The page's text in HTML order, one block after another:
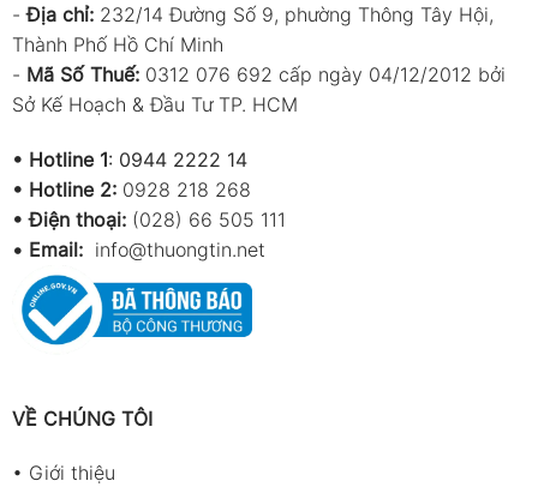
-Địa chỉ: 232/14 Đường Số 9, phường Thông Tây Hội,
Thành Phố Hồ Chí Minh
- Mã Số Thuế: 0312 076 692 cấp ngày 04/12/2012 bởi
Sở Kế Hoạch & Đầu Tư TP. HCM
• Hotline 1: 0944 2222 14
• Hotline 2: 0928 218 268
• Điện thoại: (028) 66 505 111
• Email: info@thuongtin.net
VỀ CHÚNG TÔI
• Giới thiệu